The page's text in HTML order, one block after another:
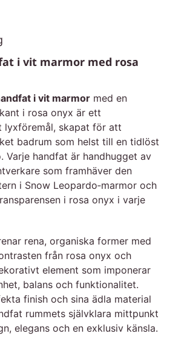
i vit marmor med rosa
i vit marmor med en
i rosa onyx är ett
lyxföremål, skapat för att
badrum som helst till en tidlöst
Varje handfat är handhugget av
som framhäver den
i Snow Leopardo‑marmor och
i rosa onyx i varje
rena, organiska former med
från rosa onyx och
element som imponerar
balans och funktionalitet.
finish och sina ädla material
rummets självklara mittpunkt
elegans och en exklusiv känsla.